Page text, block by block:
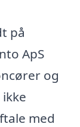
på
ApS
og
med